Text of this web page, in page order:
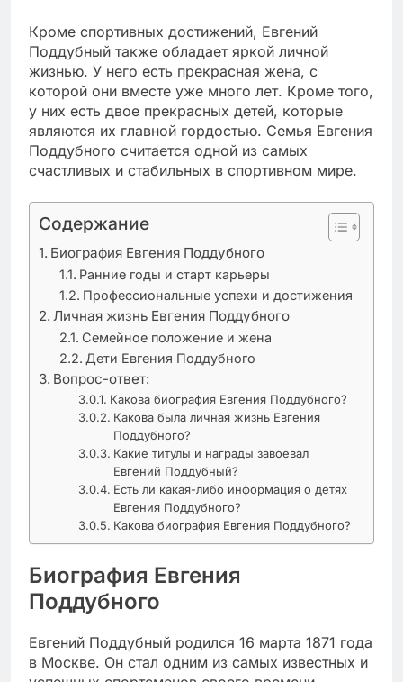
Кроме спортивных достижений, Евгений
Поддубный также обладает яркой личной
жизнью. У него есть прекрасная жена, с
которой они вместе уже много лет. Кроме того,
у них есть двое прекрасных детей, которые
являются их главной гордостью. Семья Евгения
Поддубного считается одной из самых
счастливых и стабильных в спортивном мире.
Содержание
Биография Евгения Поддубного
Ранние годы и старт карьеры
Профессиональные успехи и достижения
Личная жизнь Евгения Поддубного
Семейное положение и жена
Дети Евгения Поддубного
Вопрос-ответ:
Какова биография Евгения Поддубного?
Какова была личная жизнь Евгения
Поддубного?
Какие титулы и награды завоевал
Евгений Поддубный?
Есть ли какая-либо информация о детях
Евгения Поддубного?
Какова биография Евгения Поддубного?
Биография Евгения
Поддубного
Евгений Поддубный родился 16 марта 1871 года
в Москве. Он стал одним из самых известных и